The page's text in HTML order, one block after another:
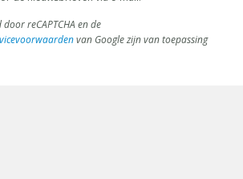
reCAPTCHA en de
van Google zijn van toepassing